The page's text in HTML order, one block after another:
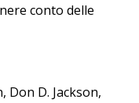
conto delle
Don D. Jackson,